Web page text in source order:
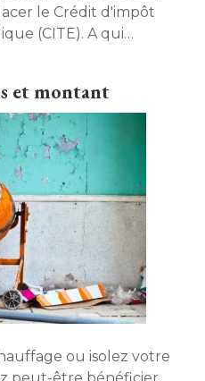
le Crédit d'impôt
(CITE). A qui
et montant
ou isolez votre